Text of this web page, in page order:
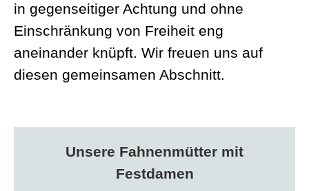
in gegenseitiger Achtung und ohne
Einschränkung von Freiheit eng
aneinander knüpft. Wir freuen uns auf
diesen gemeinsamen Abschnitt.
Unsere Fahnenmütter mit
Festdamen